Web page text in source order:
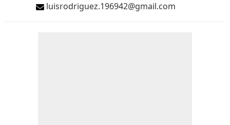
luisrodriguez.196942@gmail.com